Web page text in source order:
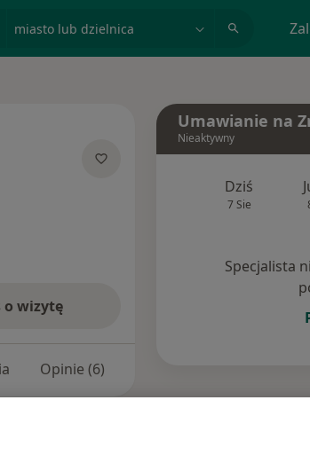
o wizytę
Opinie (6)
Umawianie na
Nieaktywny
Dziś
7 Sie
Specjalista